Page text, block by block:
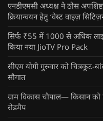
एनडीएमसी अध्यक्ष ने ठोस
क्रियान्वयन हेतु ‘वेस्ट वाइज़
सिर्फ ₹55 में 1000 से अधिक
किया नया JioTV Pro Pack
सीएम योगी गुरुवार को चित्रकूट-
सौगात
ग्राम विकास चौपाल— किसान
रोडमैप